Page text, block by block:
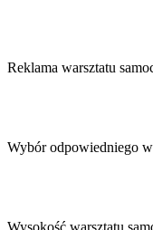
Reklama warsztatu
Wybór odpowiedniego
Wysokość warsztatu